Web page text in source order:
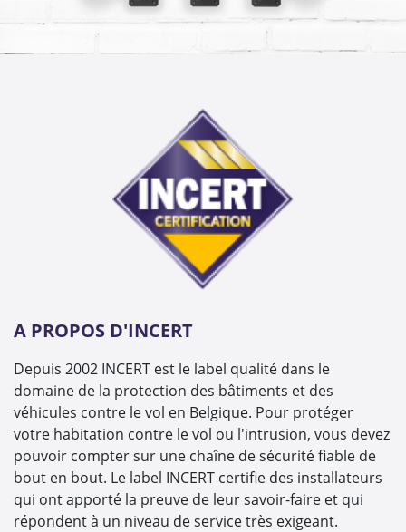
A PROPOS D'INCERT
Depuis 2002 INCERT est le label qualité dans le
domaine de la protection des bâtiments et des
véhicules contre le vol en Belgique. Pour protéger
votre habitation contre le vol ou l'intrusion, vous devez
pouvoir compter sur une chaîne de sécurité fiable de
bout en bout. Le label INCERT certifie des installateurs
qui ont apporté la preuve de leur savoir-faire et qui
répondent à un niveau de service très exigeant.